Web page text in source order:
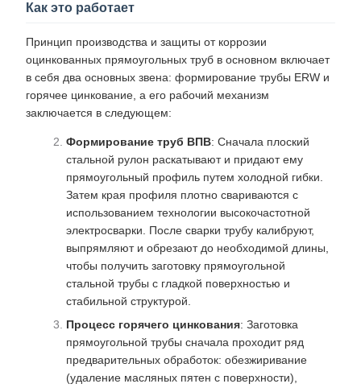
Как это работает
Принцип производства и защиты от коррозии
оцинкованных прямоугольных труб в основном включает
в себя два основных звена: формирование трубы ERW и
горячее цинкование, а его рабочий механизм
заключается в следующем:
Формирование труб ВПВ: Сначала плоский
стальной рулон раскатывают и придают ему
прямоугольный профиль путем холодной гибки.
Затем края профиля плотно свариваются с
использованием технологии высокочастотной
электросварки. После сварки трубу калибруют,
выпрямляют и обрезают до необходимой длины,
чтобы получить заготовку прямоугольной
стальной трубы с гладкой поверхностью и
стабильной структурой.
Процесс горячего цинкования: Заготовка
прямоугольной трубы сначала проходит ряд
предварительных обработок: обезжиривание
(удаление масляных пятен с поверхности),